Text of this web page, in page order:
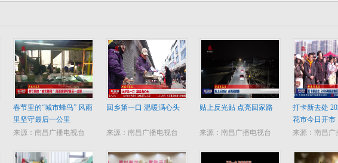
春节里的“城市蜂鸟” 风雨
里坚守最后一公里
来源：南昌广播电视台
回乡第一口 温暖满心头
来源：南昌广播电视台
贴上反光贴 点亮回家路
来源：南昌广播电视台
打卡新去处
花市今日开市
来源：南昌广